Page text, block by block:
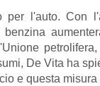
l'auto. Con
De Vita ha
e questa